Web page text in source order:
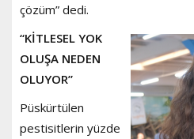
çözüm” dedi.
“KİTLESEL YOK
OLUŞA NEDEN
OLUYOR”
Püskürtülen
pestisitlerin yüzde